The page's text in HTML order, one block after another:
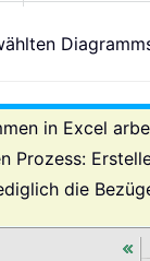
in Excel
Prozess:
die